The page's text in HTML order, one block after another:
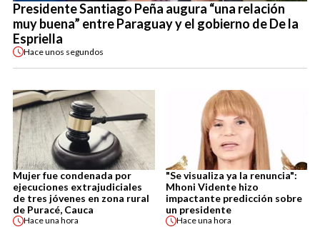
Presidente Santiago Peña augura “una relación
muy buena” entre Paraguay y el gobierno de De la
Espriella
Haceunos segundos
Mujer fue condenada por
ejecuciones extrajudiciales
de tres jóvenes en zona rural
de Puracé, Cauca
Haceuna hora
"Se visualiza ya la renuncia":
Mhoni Vidente hizo
impactante predicción sobre
un presidente
Haceuna hora